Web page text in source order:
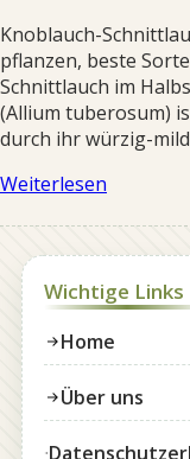
Knoblauch-
pflanzen, beste
Schnittlauch im
(Allium tuberosum)
durch ihr würzig-
Weiterlesen
Wichtige Links
Home
Über uns